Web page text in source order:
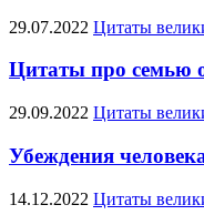
29.07.2022 Цитаты
Цитаты про семью
29.09.2022 Цитаты
Убеждения
14.12.2022 Цитаты